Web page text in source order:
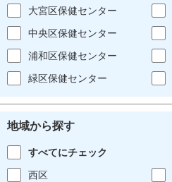
大宮区保健センター
中央区保健センター
浦和区保健センター
緑区保健センター
地域から探す
すべてにチェック
西区